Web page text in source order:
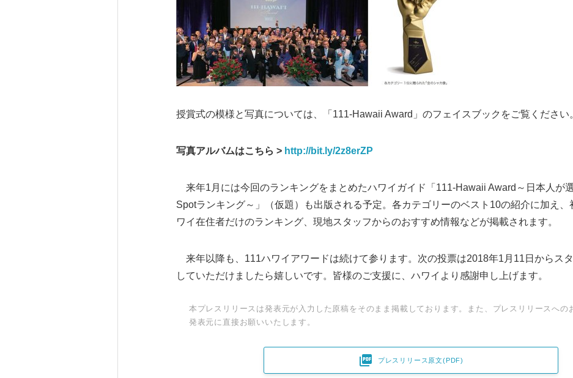
授賞式の模様と写真については、「111-Hawaii Award」のフェイスブックをご覧ください
写真アルバムはこちら > http://bit.ly/2z8erZP
来年1月には今回のランキングをまとめたハワイガイド「111-Hawaii Award～日本人が
Spotランキング～」（仮題）も出版される予定。各カテゴリーのベスト10の紹介に加え、
ワイ在住者だけのランキング、現地スタッフからのおすすめ情報などが掲載されます。
来年以降も、111ハワイアワードは続けて参ります。次の投票は2018年1月11日からス
していただけましたら嬉しいです。皆様のご支援に、ハワイより感謝申し上げます。
本プレスリリースは発表元が入力した原稿をそのまま掲載しております。また、プレスリリースへの
発表元に直接お願いいたします。
 プレスリリース原文(PDF)